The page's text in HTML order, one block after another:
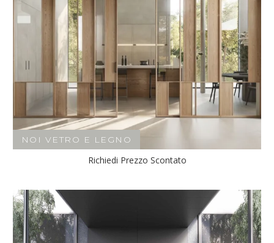
NOI VETRO E LEGNO
Richiedi Prezzo Scontato